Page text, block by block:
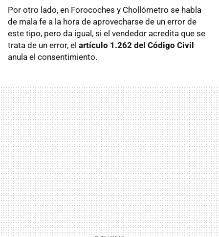
Por otro lado, en Forocoches y Chollómetro se habla
de mala fe a la hora de aprovecharse de un error de
este tipo, pero da igual, si el vendedor acredita que se
trata de un error, el artículo 1.262 del Código Civil
anula el consentimiento.